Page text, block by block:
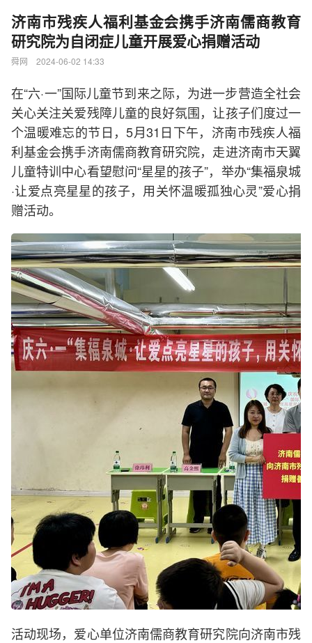
济南市残疾人福利基金会携手济南儒商教育
研究院为自闭症儿童开展爱心捐赠活动
舜网 2024-06-02 14:33
在“六·一”国际儿童节到来之际，为进一步营造全社会
关心关注关爱残障儿童的良好氛围，让孩子们度过一
个温暖难忘的节日，5月31日下午，济南市残疾人福
利基金会携手济南儒商教育研究院，走进济南市天翼
儿童特训中心看望慰问“星星的孩子”，举办“集福泉城
·让爱点亮星星的孩子，用关怀温暖孤独心灵”爱心捐
赠活动。
活动现场，爱心单位济南儒商教育研究院向济南市残